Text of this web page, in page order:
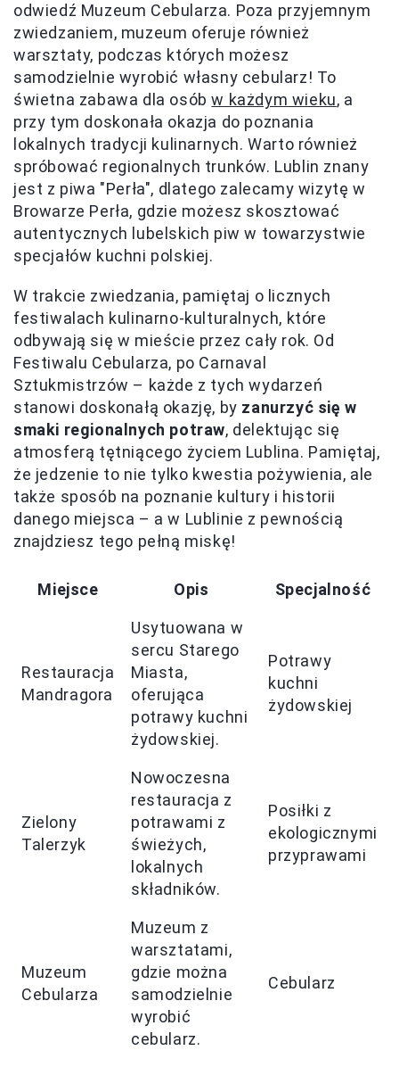
odwiedź Muzeum Cebularza. Poza przyjemnym
zwiedzaniem, muzeum oferuje również
warsztaty, podczas których możesz
samodzielnie wyrobić własny cebularz! To
świetna zabawa dla osóbw każdym wieku, a
przy tym doskonała okazja do poznania
lokalnych tradycji kulinarnych. Warto również
spróbować regionalnych trunków. Lublin znany
jest z piwa "Perła", dlatego zalecamy wizytę w
Browarze Perła, gdzie możesz skosztować
autentycznych lubelskich piw w towarzystwie
specjałów kuchni polskiej.
W trakcie zwiedzania, pamiętaj o licznych
festiwalach kulinarno-kulturalnych, które
odbywają się w mieście przez cały rok. Od
Festiwalu Cebularza, po Carnaval
Sztukmistrzów – każde z tych wydarzeń
stanowi doskonałą okazję, by zanurzyć się w
smaki regionalnych potraw, delektując się
atmosferą tętniącego życiem Lublina. Pamiętaj,
że jedzenie to nie tylko kwestia pożywienia, ale
także sposób na poznanie kultury i historii
danego miejsca – a w Lublinie z pewnością
znajdziesz tego pełną miskę!
Miejsce Opis Specjalność
Restauracja
Mandragora
Usytuowana w
sercu Starego
Miasta,
oferująca
potrawy kuchni
żydowskiej.
Potrawy
kuchni
żydowskiej
Zielony
Talerzyk
Nowoczesna
restauracja z
potrawami z
świeżych,
lokalnych
składników.
Posiłki z
ekologicznymi
przyprawami
Muzeum
Cebularza
Muzeum z
warsztatami,
gdzie można
samodzielnie
wyrobić
cebularz.
Cebularz